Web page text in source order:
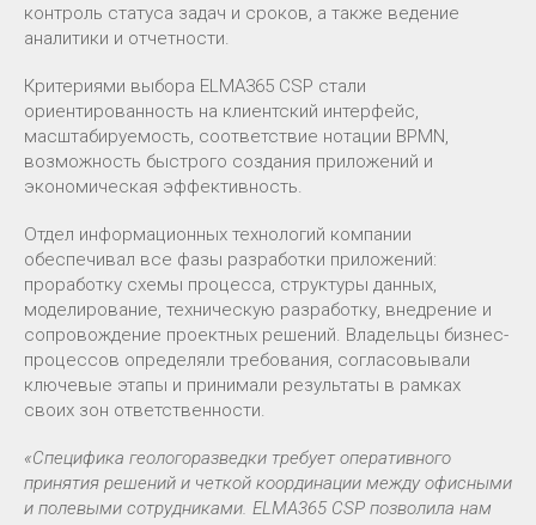
контроль статуса задач и сроков, а также ведение
аналитики и отчетности.
Критериями выбора ELMA365 СSP стали
ориентированность на клиентский интерфейс,
масштабируемость, соответствие нотации BPMN,
возможность быстрого создания приложений и
экономическая эффективность.
Отдел информационных технологий компании
обеспечивал все фазы разработки приложений:
проработку схемы процесса, структуры данных,
моделирование, техническую разработку, внедрение и
сопровождение проектных решений. Владельцы бизнес-
процессов определяли требования, согласовывали
ключевые этапы и принимали результаты в рамках
своих зон ответственности.
«Специфика геологоразведки требует оперативного
принятия решений и четкой координации между офисными
и полевыми сотрудниками. ELMA365 CSP позволила нам